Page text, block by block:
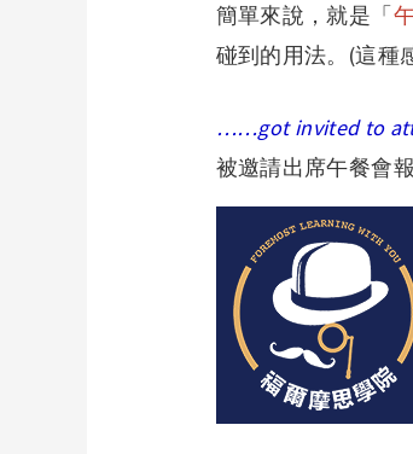
簡單來說，就是「
碰到的用法。(這種
……got invited to
被邀請出席午餐會報